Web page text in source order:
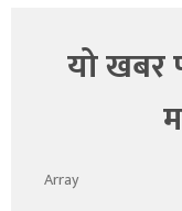
यो खबर
Array